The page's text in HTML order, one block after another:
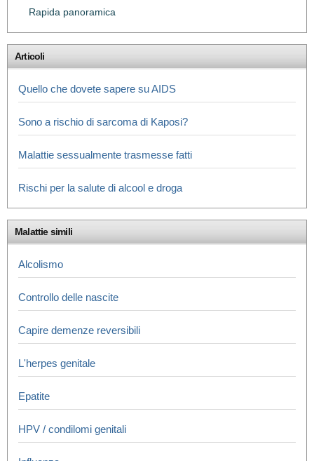
Rapida panoramica
Articoli
Quello che dovete sapere su AIDS
Sono a rischio di sarcoma di Kaposi?
Malattie sessualmente trasmesse fatti
Rischi per la salute di alcool e droga
Malattie simili
Alcolismo
Controllo delle nascite
Capire demenze reversibili
L'herpes genitale
Epatite
HPV / condilomi genitali